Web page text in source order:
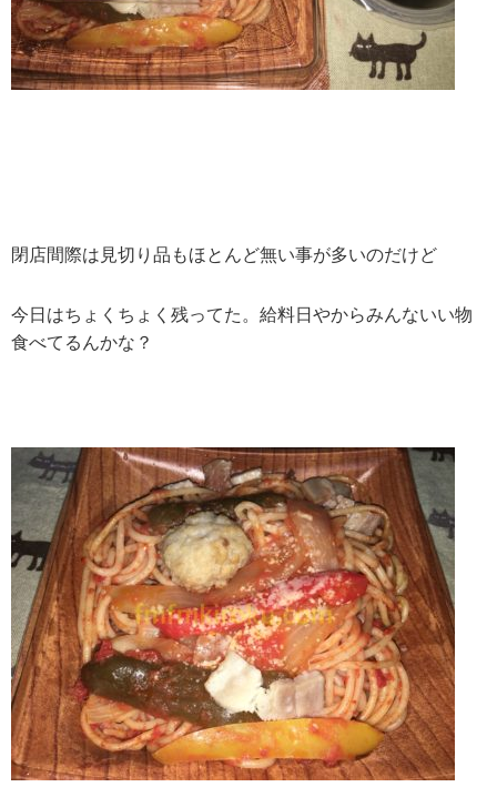
閉店間際は見切り品もほとんど無い事が多いのだけど
今日はちょくちょく残ってた。給料日やからみんないい物
食べてるんかな？